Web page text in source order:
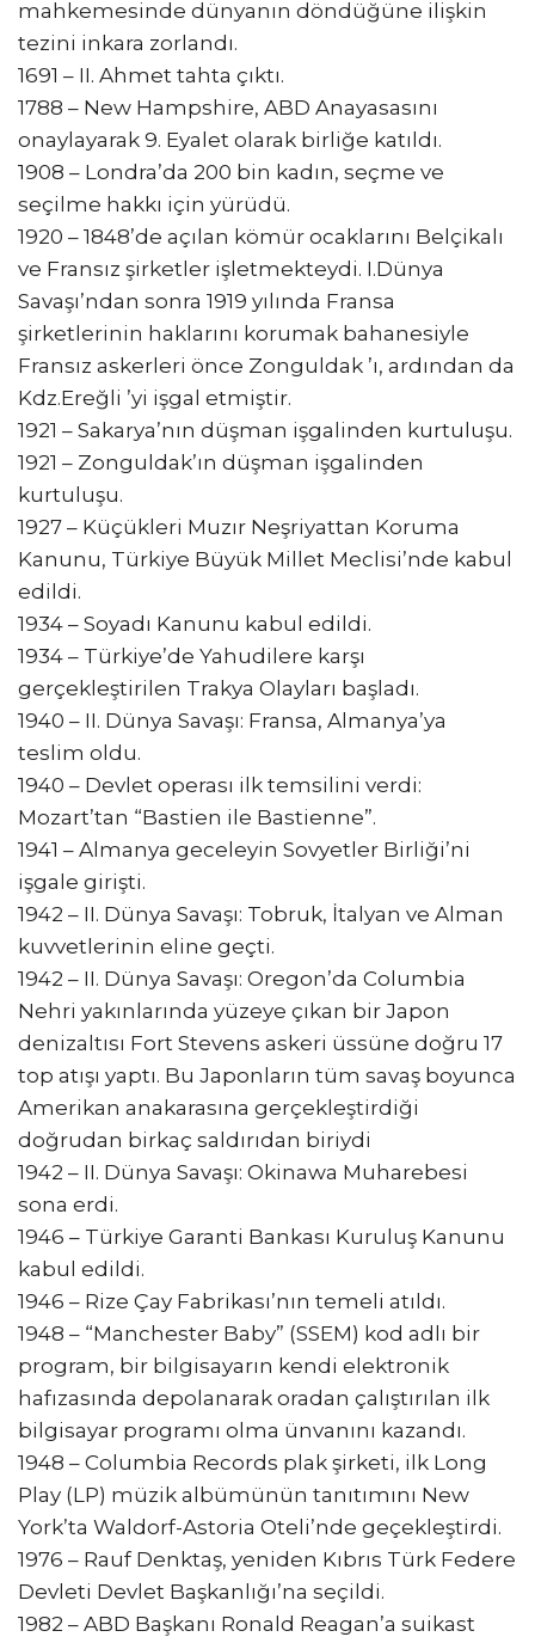
mahkemesinde dünyanın döndüğüne ilişkin
tezini inkara zorlandı.
1691 – II. Ahmet tahta çıktı.
1788 – New Hampshire, ABD Anayasasını
onaylayarak 9. Eyalet olarak birliğe katıldı.
1908 – Londra’da 200 bin kadın, seçme ve
seçilme hakkı için yürüdü.
1920 – 1848’de açılan kömür ocaklarını Belçikalı
ve Fransız şirketler işletmekteydi. I.Dünya
Savaşı’ndan sonra 1919 yılında Fransa
şirketlerinin haklarını korumak bahanesiyle
Fransız askerleri önce Zonguldak ’ı, ardından da
Kdz.Ereğli ’yi işgal etmiştir.
1921 – Sakarya’nın düşman işgalinden kurtuluşu.
1921 – Zonguldak’ın düşman işgalinden
kurtuluşu.
1927 – Küçükleri Muzır Neşriyattan Koruma
Kanunu, Türkiye Büyük Millet Meclisi’nde kabul
edildi.
1934 – Soyadı Kanunu kabul edildi.
1934 – Türkiye’de Yahudilere karşı
gerçekleştirilen Trakya Olayları başladı.
1940 – II. Dünya Savaşı: Fransa, Almanya’ya
teslim oldu.
1940 – Devlet operası ilk temsilini verdi:
Mozart’tan “Bastien ile Bastienne”.
1941 – Almanya geceleyin Sovyetler Birliği’ni
işgale girişti.
1942 – II. Dünya Savaşı: Tobruk, İtalyan ve Alman
kuvvetlerinin eline geçti.
1942 – II. Dünya Savaşı: Oregon’da Columbia
Nehri yakınlarında yüzeye çıkan bir Japon
denizaltısı Fort Stevens askeri üssüne doğru 17
top atışı yaptı. Bu Japonların tüm savaş boyunca
Amerikan anakarasına gerçekleştirdiği
doğrudan birkaç saldırıdan biriydi
1942 – II. Dünya Savaşı: Okinawa Muharebesi
sona erdi.
1946 – Türkiye Garanti Bankası Kuruluş Kanunu
kabul edildi.
1946 – Rize Çay Fabrikası’nın temeli atıldı.
1948 – “Manchester Baby” (SSEM) kod adlı bir
program, bir bilgisayarın kendi elektronik
hafızasında depolanarak oradan çalıştırılan ilk
bilgisayar programı olma ünvanını kazandı.
1948 – Columbia Records plak şirketi, ilk Long
Play (LP) müzik albümünün tanıtımını New
York’ta Waldorf-Astoria Oteli’nde geçekleştirdi.
1976 – Rauf Denktaş, yeniden Kıbrıs Türk Federe
Devleti Devlet Başkanlığı’na seçildi.
1982 – ABD Başkanı Ronald Reagan’a suikast